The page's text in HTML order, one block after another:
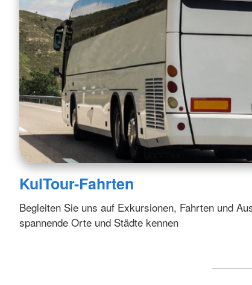
KulTour-Fahrten
Begleiten Sie uns auf Exkursionen, Fahrten und
spannende Orte und Städte kennen